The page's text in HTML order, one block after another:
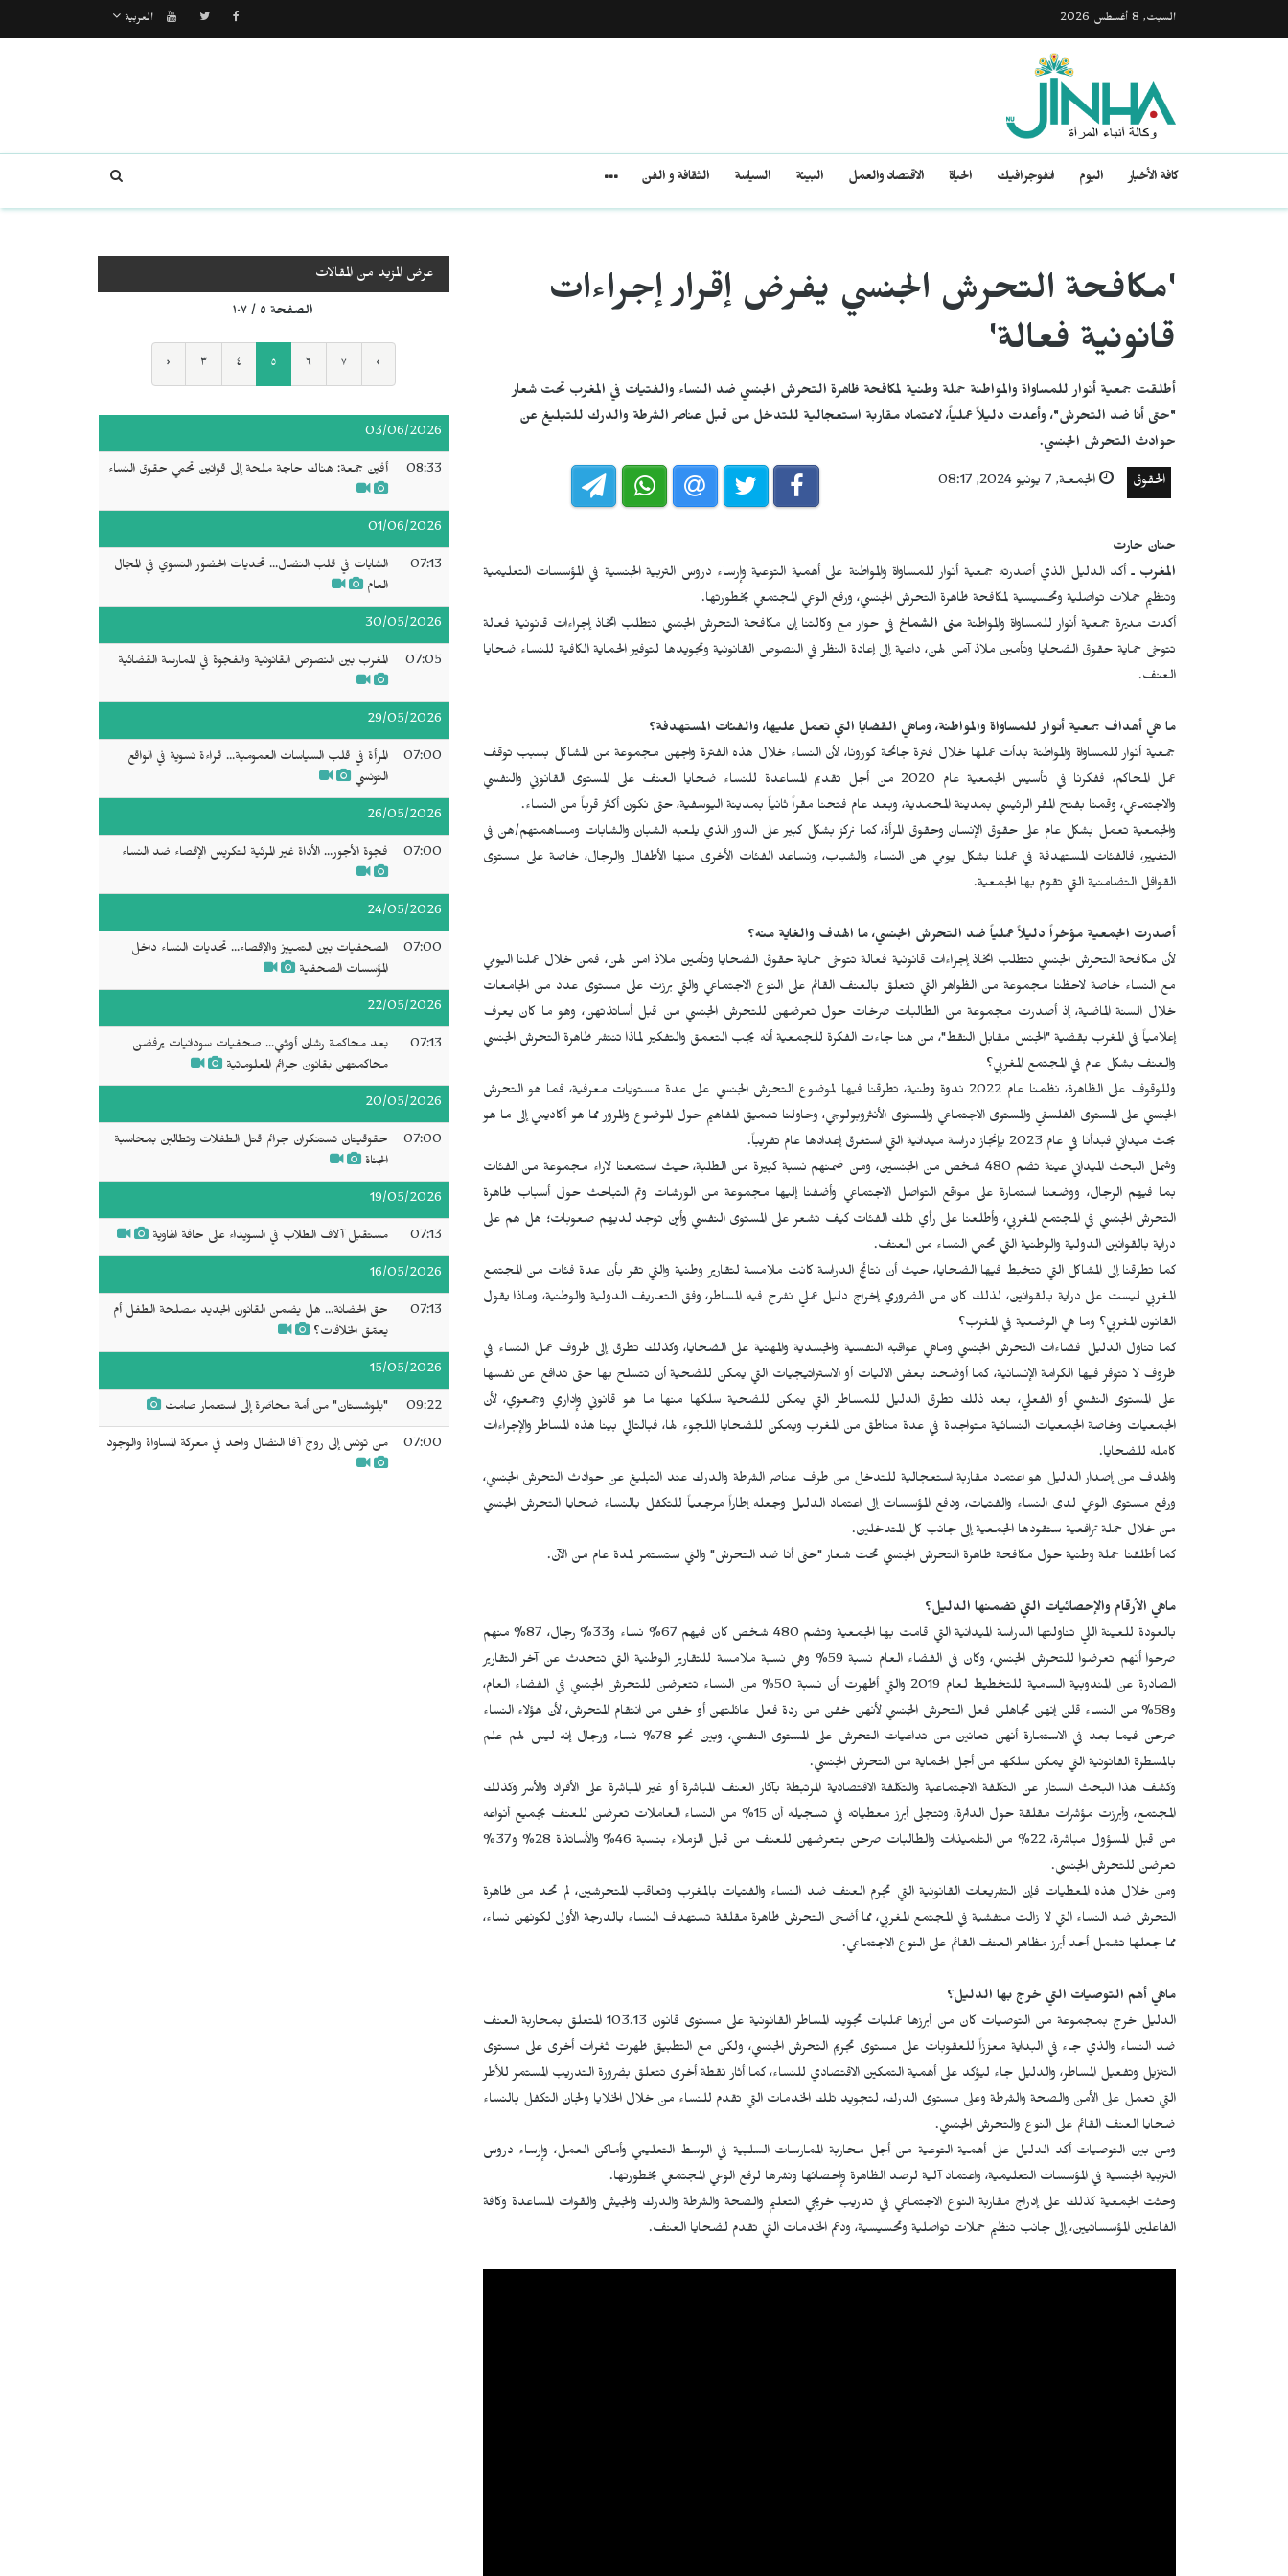
السبت, 8 أغسطس 2026 العربية
كافة الأخبار اليوم انفوجرافيك الحياة الاقتصاد والعمل البيئة السياسة الثقافة و الفن
'مكافحة التحرش الجنسي يفرض إقرار إجراءات
قانونية فعالة'
أطلقت جمعية أنوار للمساواة والمواطنة حملة وطنية لمكافحة ظاهرة التحرش الجنسي ضد النساء والفتيات في المغرب تحت شعار
"حتى أنا ضد التحرش"، وأعدت دليلاً عملياً، لاعتماد مقاربة استعجالية للتدخل من قبل عناصر الشرطة والدرك للتبليغ عن
حوادث التحرش الجنسي.
الحقوق الجمعـة, 7 يونيو 2024, 08:17
حنان حارت
المغرب ـ أكد الدليل الذي أصدرته جمعية أنوار للمساواة والمواطنة على أهمية التوعية وإرساء دروس التربية الجنسية في المؤسسات التعليمية
وتنظيم حملات تواصلية وتحسيسية لمكافحة ظاهرة التحرش الجنسي، ورفع الوعي المجتمعي بخطورتها.
أكدت مديرة جمعية أنوار للمساواة والمواطنة منى الشماخ في حوار مع وكالتنا إن مكافحة التحرش الجنسي تتطلب اتخاذ إجراءات قانونية فعالة
تتوخى حماية حقوق الضحايا وتأمين ملاذ آمن لهن، داعية إلى إعادة النظر في النصوص القانونية وتجويدها لتوفير الحماية الكافية للنساء ضحايا
العنف.
ما هي أهداف جمعية أنوار للمساواة والمواطنة، وماهي القضايا التي تعمل عليها، والفئات المستهدفة؟
جمعية أنوار للمساواة والمواطنة بدأت عملها خلال فترة جائحة كورونا، لأن النساء خلال هذه الفترة واجهن مجموعة من المشاكل بسبب توقف
عمل المحاكم، ففكرنا في تأسيس الجمعية عام 2020 من أجل تقديم المساعدة للنساء ضحايا العنف على المستوى القانوني والنفسي
والاجتماعي، وقمنا بفتح المقر الرئيسي بمدينة المحمدية، وبعد عام فتحنا مقراً ثانياً بمدينة اليوسفية، حتى نكون أكثر قرباً من النساء.
والجمعية تعمل بشكل عام على حقوق الإنسان وحقوق المرأة، كما نركز بشكل كبير على الدور الذي يلعبه الشبان والشابات ومساهمتهم/هن في
التغيير، فالفئات المستهدفة في عملنا بشكل يومي هن النساء والشباب، ونساعد الفئات الأخرى منها الأطفال والرجال، خاصة على مستوى
القوافل التضامنية التي تقوم بها الجمعية.
أصدرت الجمعية مؤخراً دليلاً عملياً ضد التحرش الجنسي، ما الهدف والغاية منه؟
لأن مكافحة التحرش الجنسي تتطلب اتخاذ إجراءات قانونية فعالة تتوخى حماية حقوق الضحايا وتأمين ملاذ آمن لهن، فمن خلال عملنا اليومي
مع النساء خاصة لاحظنا مجموعة من الظواهر التي تتعلق بالعنف القائم على النوع الاجتماعي والتي برزت على مستوى عدد من الجامعات
خلال السنة الماضية، إذ أصدرت مجموعة من الطالبات صرخات حول تعرضهن للتحرش الجنسي من قبل أساتذتهن، وهو ما كان يعرف
إعلامياً في المغرب بقضية "الجنس مقابل النقط"، من هنا جاءت الفكرة للجمعية أنه يجب التعمق والتفكير لماذا تنتشر ظاهرة التحرش الجنسي
والعنف بشكل عام في المجتمع المغربي؟
وللوقوف على الظاهرة، نظمنا عام 2022 ندوة وطنية، تطرقنا فيها لموضوع التحرش الجنسي على عدة مستويات معرفية، فما هو التحرش
الجنسي على المستوى الفلسفي والمستوى الاجتماعي والمستوى الأنثروبولوجي، وحاولنا تعميق المفاهيم حول الموضوع والمرور مما هو أكاديمي إلى ما هو
بحث ميداني فبدأنا في عام 2023 بإنجاز دراسة ميدانية التي استغرق إعدادها عام تقريباً.
وشمل البحث الميداني عينة تضم 480 شخص من الجنسين، ومن ضمنهم نسبة كبيرة من الطلبة، حيث استمعنا لآراء مجموعة من الفئات
بما فيهم الرجال، ووضعنا استمارة على مواقع التواصل الاجتماعي وأضفنا إليها مجموعة من الورشات وتم التباحث حول أسباب ظاهرة
التحرش الجنسي في المجتمع المغربي، وأطلعنا على رأي تلك الفئات كيف تشعر على المستوى النفسي وأين توجد لديهم صعوبات؛ هل هم على
دراية بالقوانين الدولية والوطنية التي تحمي النساء من العنف.
كما تطرقنا إلى المشاكل التي تتخبط فيها الضحايا، حيث أن نتائج الدراسة كانت ملامسة لتقارير وطنية والتي تقر بأن عدة فئات من المجتمع
المغربي ليست على دراية بالقوانين، لذلك كان من الضروري إخراج دليل عملي نشرح فيه المساطر، وفق التعاريف الدولية والوطنية، وماذا يقول
القانون المغربي؟ وما هي الوضعية في المغرب؟
كما تناول الدليل فضاءات التحرش الجنسي وماهي عواقبه النفسية والجسدية والمهنية على الضحايا، وكذلك تطرق إلى ظروف عمل النساء في
ظروف لا تتوفر فيها الكرامة الإنسانية، كما أوضحنا بعض الآليات أو الاستراتيجيات التي يمكن للضحية أن تتسلح بها حتى تدافع عن نفسها
على المستوى النفسي أو الفعلي، بعد ذلك تطرق الدليل للمساطر التي يمكن للضحية سلكها منها ما هو قانوني وإداري وجمعوي، لأن
الجمعيات وخاصة الجمعيات النسائية متواجدة في عدة مناطق من المغرب ويمكن للضحايا اللجوء لها، فبالتالي بينا هذه المساطر والإجراءات
كامله للضحايا.
والهدف من إصدار الدليل هو اعتماد مقاربة استعجالية للتدخل من طرف عناصر الشرطة والدرك عند التبليغ عن حوادث التحرش الجنسي،
ورفع مستوى الوعي لدى النساء والفتيات، ودفع المؤسسات إلى اعتماد الدليل وجعله إطاراً مرجعياً للتكفل بالنساء ضحايا التحرش الجنسي
من خلال حملة ترافعية ستقودها الجمعية إلى جانب كل المتدخلين.
كما أطلقنا حملة وطنية حول مكافحة ظاهرة التحرش الجنسي تحت شعار "حتى أنا ضد التحرش" والتي ستستمر لمدة عام من الآن.
ماهي الأرقام والإحصائيات التي تضمنها الدليل؟
بالعودة للعينة اللي تناولتها الدراسة الميدانية التي قامت بها الجمعية وتضم 480 شخص كان فيهم 67% نساء و33% رجال، 87% منهم
صرحوا أنهم تعرضوا للتحرش الجنسي، وكان في الفضاء العام نسبة 59% وهي نسبة ملامسة للتقارير الوطنية التي تتحدث عن آخر التقارير
الصادرة عن المندوبية السامية للتخطيط لعام 2019 والتي أظهرت أن نسبة 50% من النساء تتعرضن للتحرش الجنسي في الفضاء العام،
و58% من النساء قلن إنهن تجاهلن فعل التحرش الجنسي لأنهن خفن من ردة فعل عائلتهن أو خفن من انتقام المتحرش، لأن هؤلاء النساء
صرحن فيما بعد في الاستمارة أنهن تعانين من تداعيات التحرش على المستوى النفسي، وبين نحو 78% نساء ورجال إنه ليس لهم علم
بالمسطرة القانونية التي يمكن سلكها من أجل الحماية من التحرش الجنسي.
وكشف هذا البحث الستار عن التكلفة الاجتماعية والتكلفة الاقتصادية المرتبطة بآثار العنف المباشرة أو غير المباشرة على الأفراد والأسر وكذلك
المجتمع، وأبرزت مؤشرات مقلقة حول الدائرة، وتتجلى أبرز معطياته في تسجيله أن 15% من النساء العاملات تعرضن للعنف بجميع أنواعه
من قبل المسؤول مباشرة، 22% من التلميذات والطالبات صرحن بتعرضهن للعنف من قبل الزملاء بنسبة 46% والأساتذة 28% و37%
تعرضن للتحرش الجنسي.
ومن خلال هذه المعطيات فإن التشريعات القانونية التي تجرم العنف ضد النساء والفتيات بالمغرب وتعاقب المتحرشين، لم تحد من ظاهرة
التحرش ضد النساء التي لا زالت متفشية في المجتمع المغربي، مما أضحى التحرش ظاهرة مقلقة تستهدف النساء بالدرجة الأولى لكونهن نساء،
مما جعلها تشمل أحد أبرز مظاهر العنف القائم على النوع الاجتماعي.
ماهي أهم التوصيات التي خرج بها الدليل؟
الدليل خرج بمجموعة من التوصيات كان من أبرزها عمليات تجويد المساطر القانونية على مستوى قانون 103.13 المتعلق بمحاربة العنف
ضد النساء والذي جاء في البداية معززاً للعقوبات على مستوى تجريم التحرش الجنسي، ولكن مع التطبيق ظهرت ثغرات أخرى على مستوى
التنزيل وتفعيل المساطر، والدليل جاء ليؤكد على أهمية التمكين الاقتصادي للنساء، كما أثار نقطة أخرى تتعلق بضرورة التدريب المستمر للأطر
التي تعمل على الأمن والصحة والشرطة وعلى مستوى الدرك، لتجويد تلك الخدمات التي تقدم للنساء من خلال الخلايا ولجان التكفل بالنساء
ضحايا العنف القائم على النوع والتحرش الجنسي.
ومن بين التوصيات أكد الدليل على أهمية التوعية من أجل محاربة الممارسات السلبية في الوسط التعليمي وأماكن العمل، وإرساء دروس
التربية الجنسية في المؤسسات التعليمية، واعتماد آلية لرصد الظاهرة وإحصائها ونشرها لرفع الوعي المجتمعي بخطورتها.
وحثت الجمعية كذلك على إدراج مقاربة النوع الاجتماعي في تدريب خريجي التعليم والصحة والشرطة والدرك والجيش والقوات المساعدة وكافة
الفاعلين المؤسساتيين، إلى جانب تنظيم حملات تواصلية وتحسيسية، ودعم الخدمات التي تقدم لضحايا العنف.
عرض المزيد من المقالات
الصفحة ٥ / ١٠٧
‹ ٣ ٤ ٥ ٦ ٧ ›
03/06/2026
08:33 أفين جمعة: هناك حاجة ملحة إلى قوانين تحمي حقوق النساء
01/06/2026
07:13
الشابات في قلب النضال... تحديات الحضور النسوي في المجال
العام
30/05/2026
07:05 المغرب بين النصوص القانونية والفجوة في الممارسة القضائية
29/05/2026
07:00
المرأة في قلب السياسات العمومية... قراءة نسوية في الواقع
التونسي
26/05/2026
07:00 فجوة الأجور... الأداة غير المرئية لتكريس الإقصاء ضد النساء
24/05/2026
07:00
الصحفيات بين التمييز والإقصاء... تحديات النساء داخل
المؤسسات الصحفية
22/05/2026
07:13
بعد محاكمة رشان أوشي... صحفيات سودانيات يرفضن
محاكمتهن بقانون جرائم المعلوماتية
20/05/2026
07:00
حقوقيتان تستنكران جرائم قتل الطفلات وتطالبن بمحاسبة
الجناة
19/05/2026
07:13 مستقبل آلاف الطلاب في السويداء على حافة الهاوية
16/05/2026
07:13
حق الحضانة... هل يضمن القانون الجديد مصلحة الطفل أم
يعمّق الخلافات؟
15/05/2026
09:22 "بلوشستان" من أمة محاصَرة إلى استعمار صامت
07:00 من تونس إلى روج آفا النضال واحد في معركة المساواة والوجود